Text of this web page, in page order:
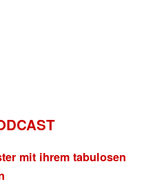
mit ihrem tabulosen